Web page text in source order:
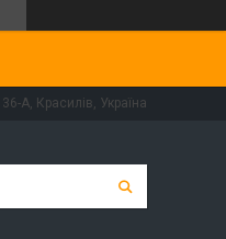
А, Красилів, Україна